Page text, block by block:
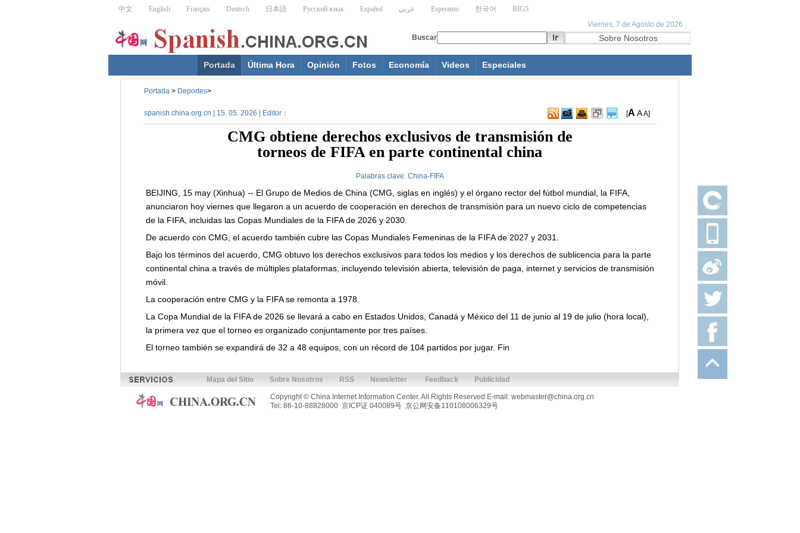
Portada Última Hora Opinión Fotos Economía Videos Especiales
Portada > Deportes>
spanish.china.org.cn | 15. 05. 2026 | Editor： [A AA]
CMG obtiene derechos exclusivos de transmisión de
torneos de FIFA en parte continental china
Palabras clave: China-FIFA
BEIJING, 15 may (Xinhua) -- El Grupo de Medios de China (CMG, siglas en inglés) y el órgano rector del fútbol mundial, la FIFA,
anunciaron hoy viernes que llegaron a un acuerdo de cooperación en derechos de transmisión para un nuevo ciclo de competencias
de la FIFA, incluidas las Copas Mundiales de la FIFA de 2026 y 2030.
De acuerdo con CMG, el acuerdo también cubre las Copas Mundiales Femeninas de la FIFA de 2027 y 2031.
Bajo los términos del acuerdo, CMG obtuvo los derechos exclusivos para todos los medios y los derechos de sublicencia para la parte
continental china a través de múltiples plataformas, incluyendo televisión abierta, televisión de paga, internet y servicios de transmisión
móvil.
La cooperación entre CMG y la FIFA se remonta a 1978.
La Copa Mundial de la FIFA de 2026 se llevará a cabo en Estados Unidos, Canadá y México del 11 de junio al 19 de julio (hora local),
la primera vez que el torneo es organizado conjuntamente por tres países.
El torneo también se expandirá de 32 a 48 equipos, con un récord de 104 partidos por jugar. Fin